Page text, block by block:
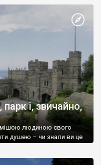
і, звичайно,
людиною свого
душею – чи знали ви це